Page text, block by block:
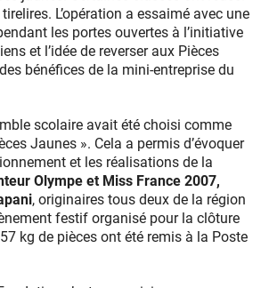
L’opération a essaimé avec une
les portes ouvertes à l’initiative
et l’idée de reverser aux Pièces
bénéfices de la mini-entreprise du
scolaire avait été choisi comme
Jaunes ». Cela a permis d’évoquer
et les réalisations de la
Olympe et Miss France 2007,
, originaires tous deux de la région
festif organisé pour la clôture
kg de pièces ont été remis à la Poste